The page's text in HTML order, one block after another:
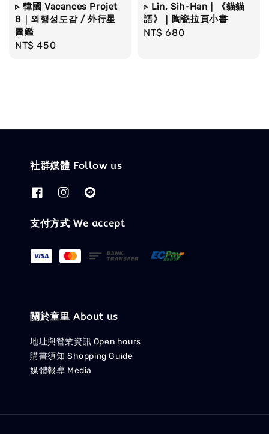
▹ 韓國 Vacances Projet
8｜외행성도감 / 外行星
圖鑑
Regular
NT$ 450
▹ Lin, Sih-Han｜《貓貓
語》｜陶瓷拉頁小書
Regular
NT$ 680
社群媒體 Follow us
支付方式 We accept
關於童里 About us
地址與營業資訊 Open hours
購書須知 Shopping Guide
媒體報導 Media